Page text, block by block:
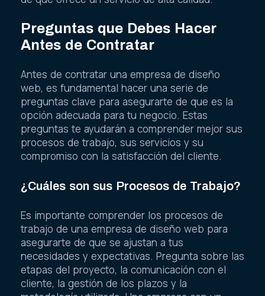
Preguntas que Debes Hacer
Antes de Contratar
Antes de contratar una empresa de diseño
web, es fundamental hacer una serie de
preguntas clave para asegurarte de que es la
opción adecuada para tu negocio. Estas
preguntas te ayudarán a comprender mejor sus
procesos de trabajo, sus servicios y su
compromiso con la satisfacción del cliente.
¿Cuáles son sus Procesos de Trabajo?
Es importante comprender los procesos de
trabajo de una empresa de diseño web para
asegurarte de que se ajustan a tus
necesidades y expectativas. Pregunta sobre las
etapas del proyecto, la comunicación con el
cliente, la gestión de los plazos y la